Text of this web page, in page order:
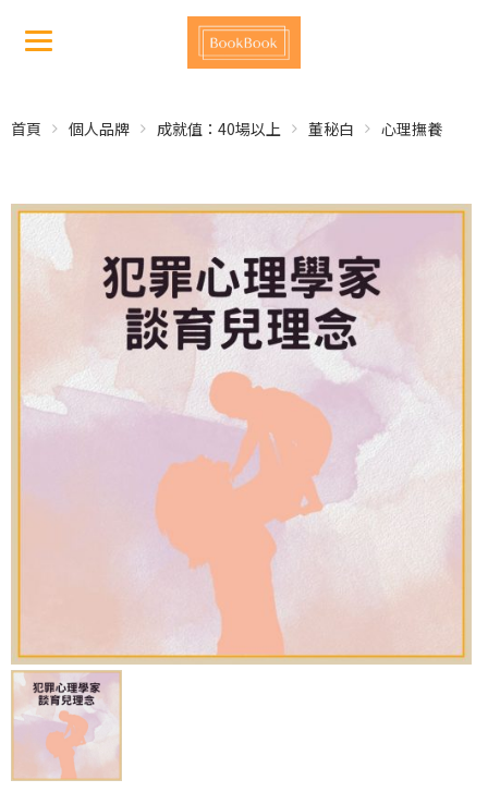
首頁 個人品牌 成就值：40場以上 董秘白 心理撫養